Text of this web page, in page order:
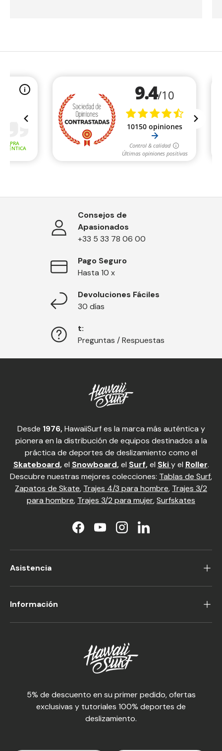
Consejos de
Apasionados
+33 5 33 78 06 00
Pago Seguro
Hasta 10 x
Devoluciones Fáciles
30 días
t:
Preguntas / Respuestas
Desde 1976,HawaiiSurf es la marca más auténtica y
pionera en la distribución de equipos destinados a la
práctica de deportes de deslizamiento como el
Skateboard,el Snowboard,el Surf,el Ski y el Roller.
Descubre nuestras mejores colecciones: Tablas de Surf,
Zapatos de Skate, Trajes 4/3 para hombre, Trajes 3/2
para hombre, Trajes 3/2 para mujer,Surfskates
FacebookYouTubeInstagramLinkedIn
Asistencia
Información
5% de descuento en su primer pedido, ofertas
exclusivas y tutoriales 100% deportes de
deslizamiento.